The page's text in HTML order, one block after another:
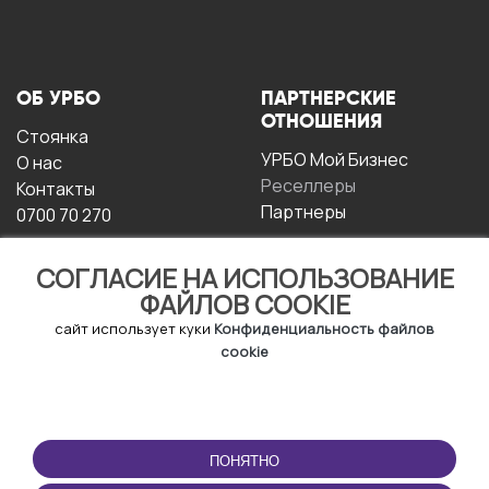
СОГЛАСИЕ НА ИСПОЛЬЗОВАНИЕ
ФАЙЛОВ COOKIE
сайт использует куки Конфиденциальность файлов
cookie
ПОНЯТНО
ОБ УРБО
Стоянка
О нас
Контакты
0700 70 270
ПАРТНЕРСКИЕ
ОТНОШЕНИЯ
УРБО Мой Бизнес
Реселлеры
Партнеры
ЭКСПЛУАТАЦИИ
Условия и положения
ПРИЛОЖЕНИЕ